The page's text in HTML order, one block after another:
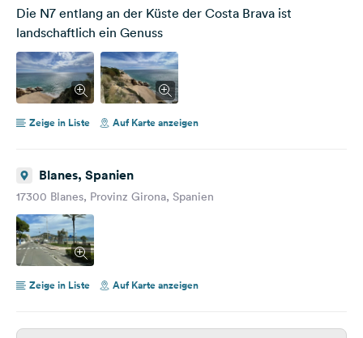
Die N7 entlang an der Küste der Costa Brava ist
landschaftlich ein Genuss
Zeige in Liste Auf Karte anzeigen
Blanes, Spanien
17300 Blanes, Provinz Girona, Spanien
Zeige in Liste Auf Karte anzeigen